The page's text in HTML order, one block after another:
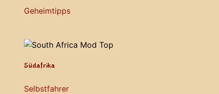
Geheimtipps
Südafrika
Selbstfahrer